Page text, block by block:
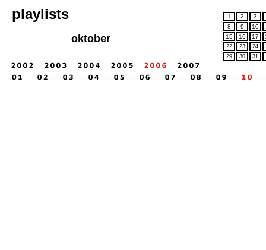
playlists 1 2
3
8
9 10
15
16 17
22 23 24
29
30 31
oktober